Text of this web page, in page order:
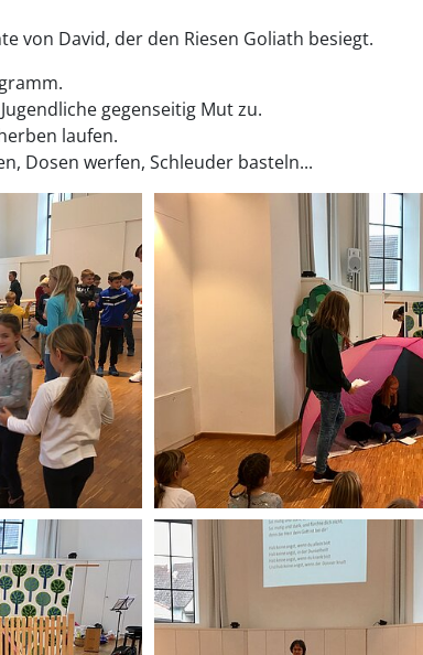
von David, der den Riesen Goliath besiegt.
gegenseitig Mut zu.
laufen.
Dosen werfen, Schleuder basteln...